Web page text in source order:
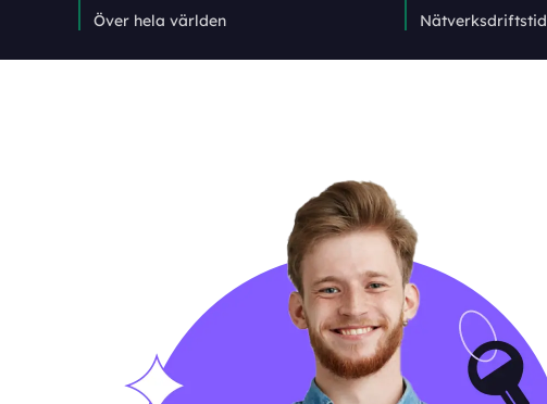
Över hela världen Nätverks­driftstid